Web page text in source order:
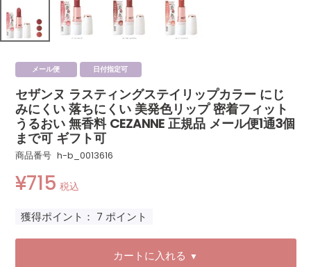
メール便 日付指定可
セザンヌ ラスティングステイリップカラー にじ
みにくい 落ちにくい 美発色リップ 密着フィット
うるおい 無香料 CEZANNE 正規品 メール便1通3個
まで可 ギフト可
商品番号 h-b_0013616
¥715 税込
獲得ポイント： 7 ポイント
カートに入れる ▼